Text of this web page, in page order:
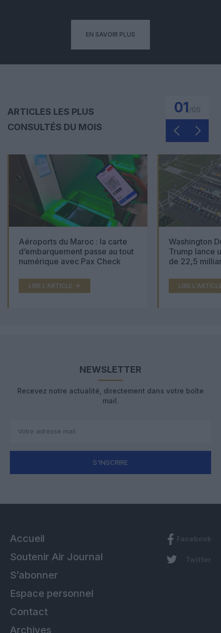
EN SAVOIR PLUS
ARTICLES LES PLUS
CONSULTÉS DU MOIS
01
Aéroports du Maroc : la carte
d’embarquement passe au tout
numérique avec Pax Check
LIRE L'ARTICLE
Washington
Trump lance
de 22,5
LIRE
NEWSLETTER
Recevez notre actualité, directement dans votre boîte
mail.
S'INSCRIRE
Accueil
Soutenir Air Journal
S’abonner
Espace personnel
Contact
Archives